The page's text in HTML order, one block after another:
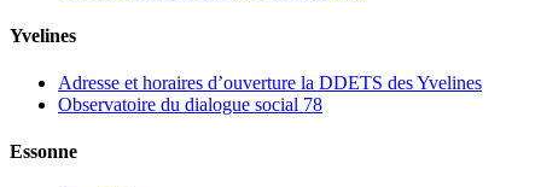
Yvelines
Adresse et horaires d’ouverture la DDETS des Yvelines
Observatoire du dialogue social 78
Essonne